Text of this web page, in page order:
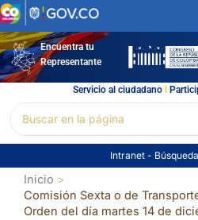
Ir
al
contenidoEncuentra tu
Representante
Servicio al ciudadano l
por:
Intranet -
Inicio
Comisión Sexta o de
Orden del día martes 14 de